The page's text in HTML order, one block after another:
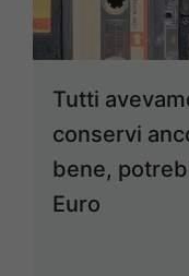
Tutti
conservi
bene,
Euro